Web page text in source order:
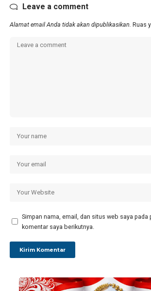
Leave a comment
Alamat email Anda tidak akan dipublikasikan. Ruas
Simpan nama, email, dan situs web saya pada
komentar saya berikutnya.